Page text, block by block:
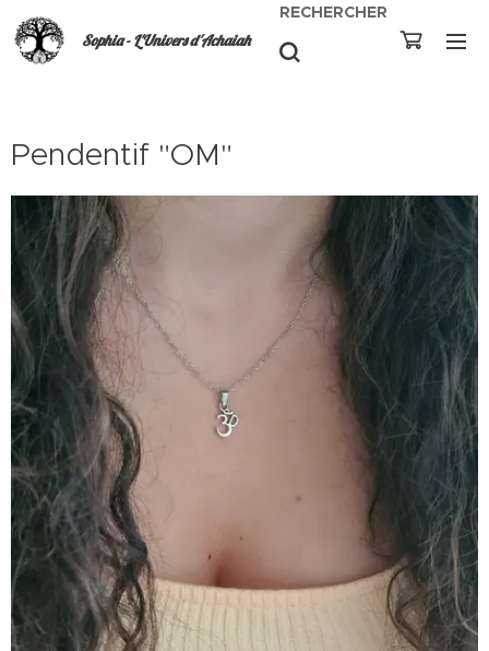
Sophia - L'Univers d'Achaiah
RECHERCHER
Pendentif "OM"